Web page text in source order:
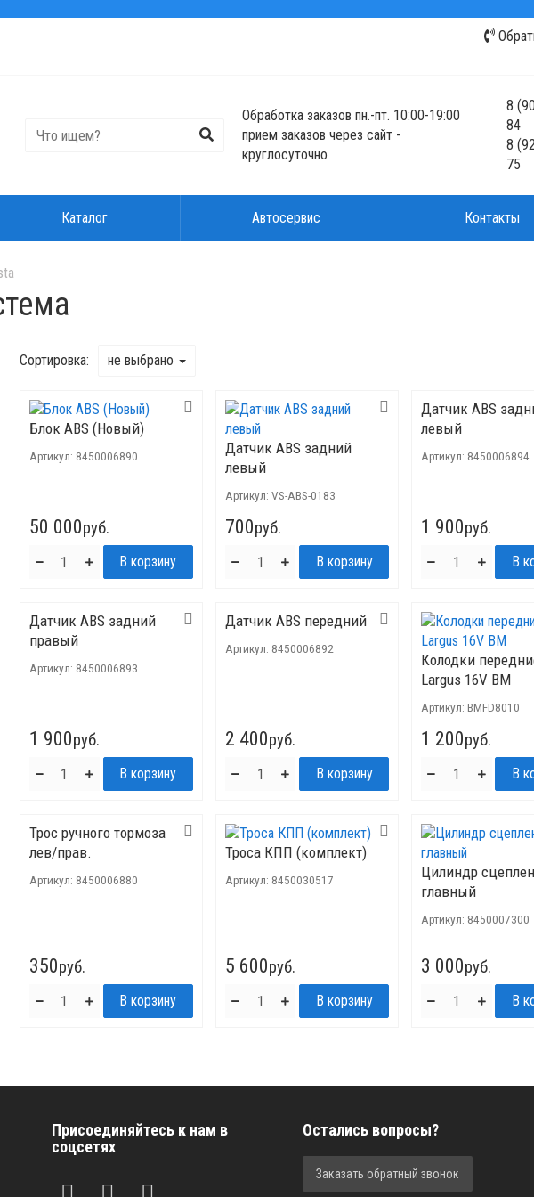
Обработка заказов пн.-пт. 10:00-19:00
прием заказов через сайт -
круглосуточно
8
84
8
75
Каталог Автосервис Контакты
Сортировка: не выбрано
Блок ABS (Новый)
Артикул: 8450006890
50 000руб.
Датчик ABS задний
левый
Артикул: VS-ABS-0183
700руб.
Датчик ABS
левый
Артикул: 8450006894
1 900руб.
Датчик ABS задний
правый
Артикул: 8450006893
1 900руб.
Датчик ABS передний
Артикул: 8450006892
2 400руб.
Колодки
Largus 16V BM
Артикул:BMFD8010
1 200руб.
Трос ручного тормоза
лев/прав.
Артикул: 8450006880
350руб.
Троса КПП (комплект)
Артикул: 8450030517
5 600руб.
Цилиндр
главный
Артикул: 8450007300
3 000руб.
Присоединяйтесь к нам в
соцсетях
Остались вопросы?
Заказать обратный звонок